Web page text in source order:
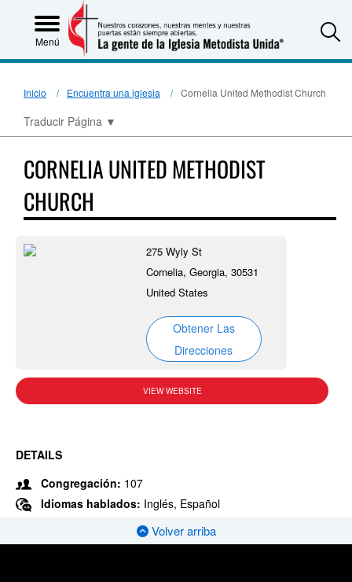
Menú
Inicio Encuentra una iglesia Cornelia United Methodist Church
Traducir Página ▼
CORNELIA UNITED METHODIST
CHURCH
275 Wyly St
Cornelia, Georgia, 30531
United States
Obtener Las
Direcciones
VIEW WEBSITE
DETAILS
Congregación: 107
Idiomas hablados: Inglés, Español
Volver arriba